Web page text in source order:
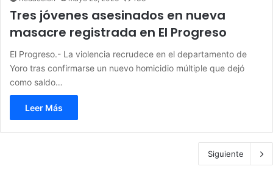
Tres jóvenes asesinados en nueva
masacre registrada en El Progreso
El Progreso.- La violencia recrudece en el departamento de
Yoro tras confirmarse un nuevo homicidio múltiple que dejó
como saldo…
Leer Más
Siguiente